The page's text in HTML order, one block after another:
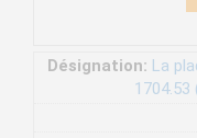
Désignation: La
1704.53